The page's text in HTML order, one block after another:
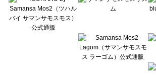
BETTY'S BLUE（べティーズブルー）のバッグ一覧
Wpc.（ワールドパーティー）のバッグ一覧